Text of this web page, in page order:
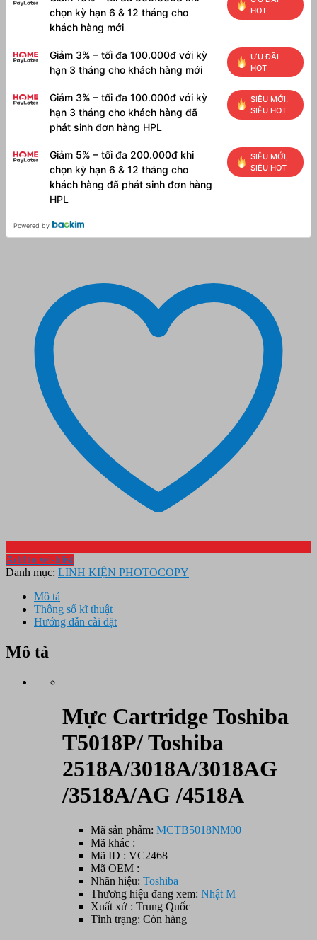
chọn kỳ hạn 6 & 12 tháng cho
khách hàng mới
HOT
Giảm 3% – tối đa 100.000đ với kỳ
hạn 3 tháng cho khách hàng mới
ƯU ĐÃI
HOT
Giảm 3% – tối đa 100.000đ với kỳ
hạn 3 tháng cho khách hàng đã
phát sinh đơn hàng HPL
SIÊU MỚI,
SIÊU HOT
Giảm 5% – tối đa 200.000đ khi
chọn kỳ hạn 6 & 12 tháng cho
khách hàng đã phát sinh đơn hàng
HPL
SIÊU MỚI,
SIÊU HOT
Powered by
Add to wishlist
Danh mục: LINH KIỆN PHOTOCOPY
Mô tả
Thông số kĩ thuật
Hướng dẫn cài đặt
Mô tả
Mực Cartridge Toshiba
T5018P/ Toshiba
2518A/3018A/3018AG
/3518A/AG /4518A
Mã sản phẩm: MCTB5018NM00
Mã khác :
Mã ID : VC2468
Mã OEM :
Nhãn hiệu: Toshiba
Thương hiệu đang xem: Nhật M
Xuất xứ : Trung Quốc
Tình trạng: Còn hàng